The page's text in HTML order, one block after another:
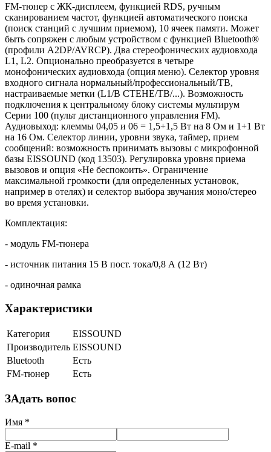
FM-тюнер с ЖК-дисплеем, функцией RDS, ручным
сканированием частот, функцией автоматического поиска
(поиск станций с лучшим приемом), 10 ячеек памяти. Может
быть сопряжен с любым устройством с функцией Bluetooth®
(профили A2DP/AVRCP). Два стереофонических аудиовхода
L1, L2. Опционально преобразуется в четыре
монофонических аудиовхода (опция меню). Селектор уровня
входного сигнала нормальный/профессиональный/ТВ,
настраиваемые метки (L1/В СТЕНЕ/ТВ/...). Возможность
подключения к центральному блоку системы мультирум
Серии 100 (пульт дистанционного управления FM).
Аудиовыход: клеммы 04,05 и 06 = 1,5+1,5 Вт на 8 Ом и 1+1 Вт
на 16 Ом. Селектор линии, уровни звука, таймер, прием
сообщений: возможность принимать вызовы с микрофонной
базы EISSOUND (код 13503). Регулировка уровня приема
вызовов и опция «Не беспокоить». Ограничение
максимальной громкости (для определенных установок,
например в отелях) и селектор выбора звучания моно/стерео
во время установки.
Комплектация:
- модуль FM-тюнера
- источник питания 15 В пост. тока/0,8 А (12 Вт)
- одиночная рамка
Характеристики
Категория
EISSOUND
Производитель EISSOUND
Bluetooth
Есть
FM-тюнер
Есть
ЗАдать вопос
Имя *
E-mail *